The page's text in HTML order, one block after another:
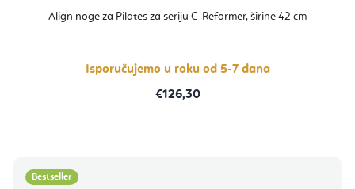
Align noge za Pilates za seriju C-Reformer, širine 42 cm
Isporučujemo u roku od 5-7 dana
€126,30
Bestseller